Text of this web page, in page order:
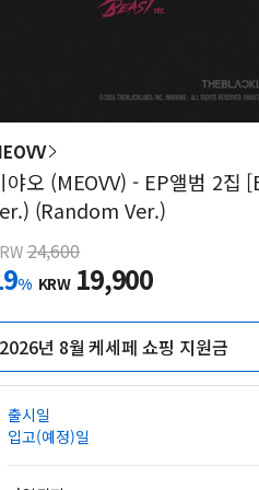
야오 (MEOVV) - EP앨범 2집
(Random Ver.)
24,600
% KRW 19,900
2026년 8월 케세페 쇼핑 지원금
출시일
입고(예정)일